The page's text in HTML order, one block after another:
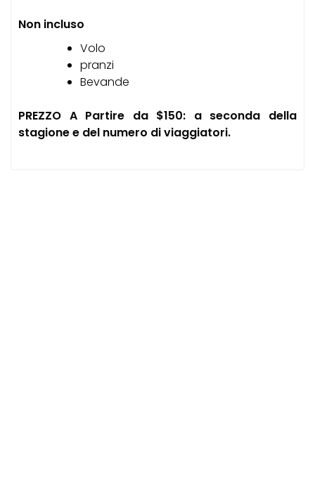
Non incluso
Volo
pranzi
Bevande
PREZZO A Partire da $150: a seconda della
stagione e del numero di viaggiatori.